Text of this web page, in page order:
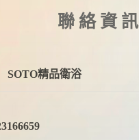
聯絡資訊
SOTO精品衛浴